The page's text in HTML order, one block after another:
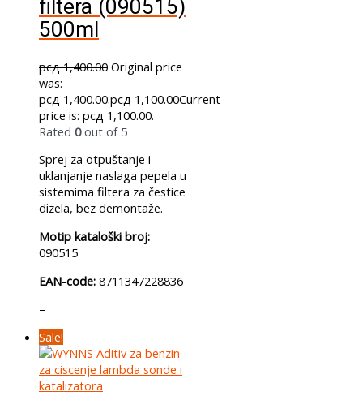
filtera (090515)
500ml
рсд1,400.00 Original price
was:
рсд 1,400.00.рсд 1,100.00Current
price is: рсд 1,100.00.
Rated 0out of 5
Sprej za otpuštanje i
uklanjanje naslaga pepela u
sistemima filtera za čestice
dizela, bez demontaže.
Motip kataloški broj:
090515
EAN-code: 8711347228836
–
Sale!